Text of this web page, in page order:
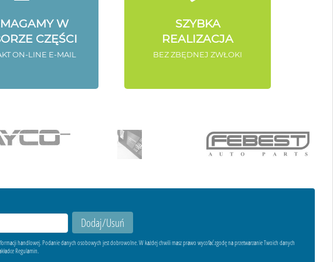
W
CZĘŚCI
ON-LINE E-MAIL
SZYBKA
REALIZACJA
BEZ ZBĘDNEJ ZWŁOKI
handlowej. Podanie danych osobowych jest dobrowolne. W każdej chwili masz prawo wycofać zgodę na przetwarzanie Twoich danych
Regulamin.